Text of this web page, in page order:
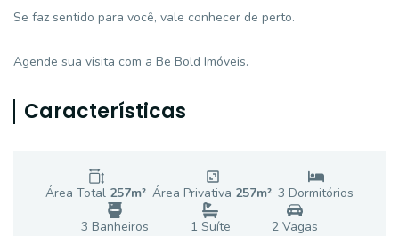
Se faz sentido para você, vale conhecer de perto.
Agende sua visita com a Be Bold Imóveis.
Características
Área Total 257m² Área Privativa 257m² 3 Dormitórios
3 Banheiros 1 Suíte 2Vagas